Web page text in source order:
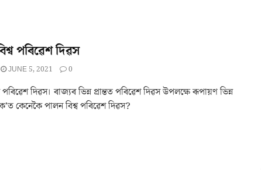
পৰিৱেশ দিৱস
JUNE 5, 2021 0
দিৱস। ৰাজ্যৰ ভিন্ন প্ৰান্তত পৰিৱেশ দিৱস উপলক্ষে ৰূপায়ণ ভিন্ন
কেনেকৈ পালন বিশ্ব পৰিৱেশ দিৱস?